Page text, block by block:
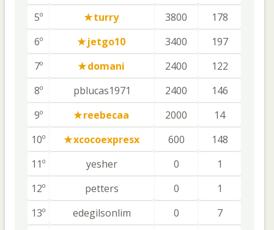
5º
turry 3800
178
6º
jetgo10 3400
197
7º
domani 2400
122
8º
pblucas1971 2400
146
9º
reebecaa 2000
14
10º
xcocoexpresx 600
148
11º
yesher 0
1
12º
petters 0
1
13º
edegilsonlim 0
7